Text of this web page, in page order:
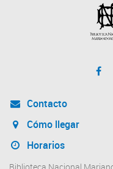
Contacto
Cómo llegar
Horarios